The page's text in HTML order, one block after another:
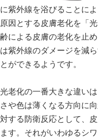
紫外線を浴びることに
因とする皮膚老化を「
による皮膚の老化を止
紫外線のダメージを減
ができるようです。
老化の一番大きな違い
や色は薄くなる方向に向
する防衛反応として、
す。それがいわゆるシワ